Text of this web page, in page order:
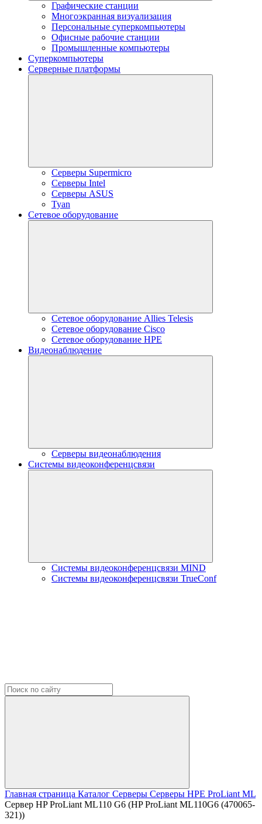
Графические станции
Многоэкранная визуализация
Персональные суперкомпьютеры
Офисные рабочие станции
Промышленные компьютеры
Суперкомпьютеры
Серверные платформы
Серверы Supermicro
Серверы Intel
Серверы ASUS
Tyan
Сетевое оборудование
Сетевое оборудование Allies Telesis
Сетевое оборудование Cisco
Сетевое оборудование HPE
Видеонаблюдение
Серверы видеонаблюдения
Системы видеоконференцсвязи
Системы видеоконференцсвязи MIND
Системы видеоконференцсвязи TrueConf
Главная страница Каталог Серверы Серверы HPE ProLiant ML
Сервер HP ProLiant ML110 G6 (HP ProLiant ML110G6 (470065-
321))